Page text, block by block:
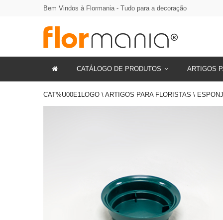
Bem Vindos à Flormania - Tudo para a decoração
CATÁLOGO DE PRODUTOS ARTIGOS
CAT%U00E1LOGO \ ARTIGOS PARA FLORISTAS \